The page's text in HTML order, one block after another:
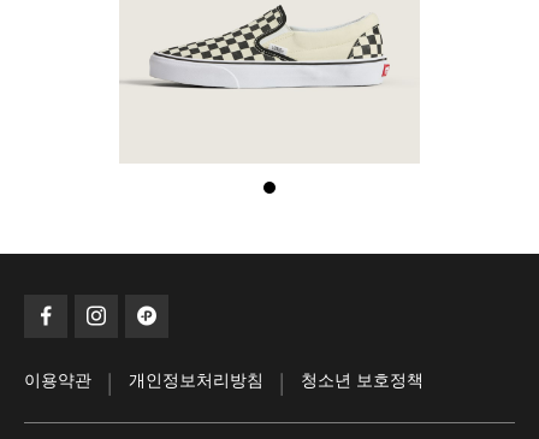
이용약관 | 개인정보처리방침 | 청소년 보호정책